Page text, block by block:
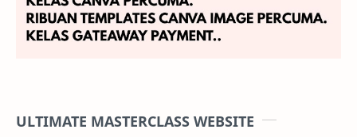
ULTIMATE MASTERCLASS WEBSITE